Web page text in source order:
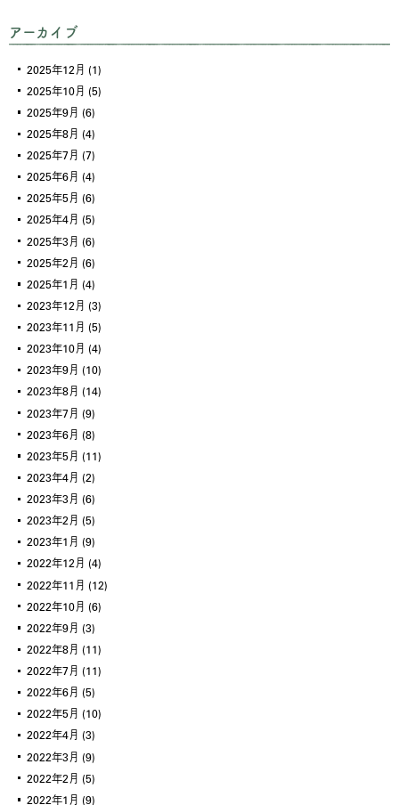
アーカイブ
2025年12月 (1)
2025年10月 (5)
2025年9月 (6)
2025年8月 (4)
2025年7月 (7)
2025年6月 (4)
2025年5月 (6)
2025年4月 (5)
2025年3月 (6)
2025年2月 (6)
2025年1月 (4)
2023年12月 (3)
2023年11月 (5)
2023年10月 (4)
2023年9月 (10)
2023年8月 (14)
2023年7月 (9)
2023年6月 (8)
2023年5月 (11)
2023年4月 (2)
2023年3月 (6)
2023年2月 (5)
2023年1月 (9)
2022年12月 (4)
2022年11月 (12)
2022年10月 (6)
2022年9月 (3)
2022年8月 (11)
2022年7月 (11)
2022年6月 (5)
2022年5月 (10)
2022年4月 (3)
2022年3月 (9)
2022年2月 (5)
2022年1月 (9)